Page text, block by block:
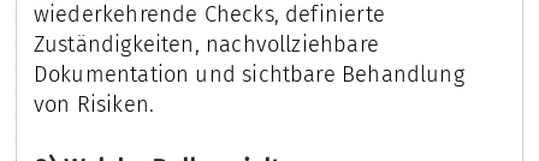
wiederkehrende Checks, definierte
Zuständigkeiten, nachvollziehbare
Dokumentation und sichtbare Behandlung
von Risiken.